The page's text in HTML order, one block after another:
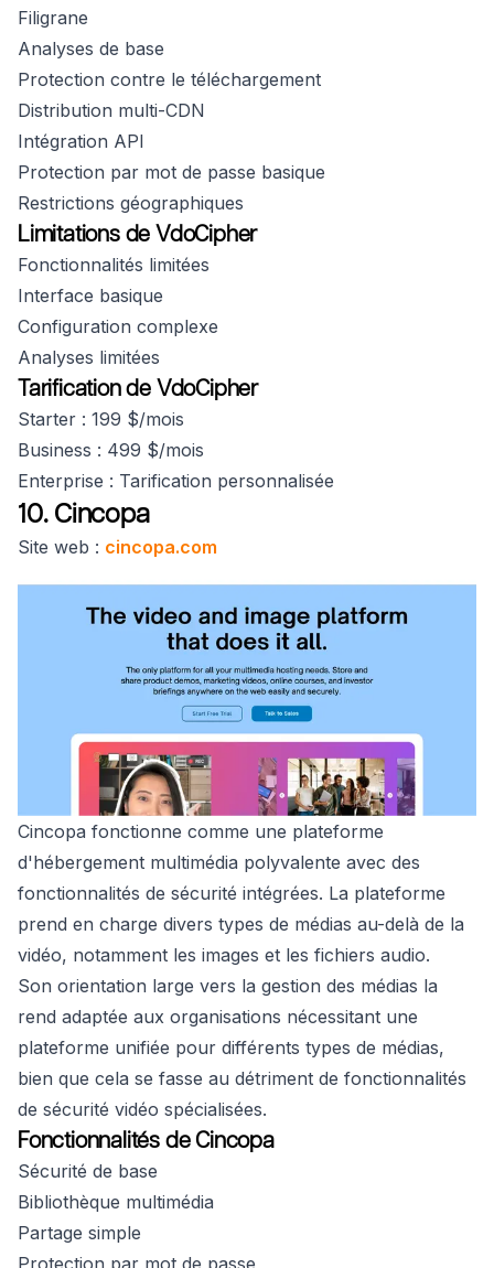
Filigrane
Analyses de base
Protection contre le téléchargement
Distribution multi-CDN
Intégration API
Protection par mot de passe basique
Restrictions géographiques
Limitations de VdoCipher
Fonctionnalités limitées
Interface basique
Configuration complexe
Analyses limitées
Tarification de VdoCipher
Starter : 199 $/mois
Business : 499 $/mois
Enterprise : Tarification personnalisée
10. Cincopa
Site web : cincopa.com
Cincopa fonctionne comme une plateforme
d'hébergement multimédia polyvalente avec des
fonctionnalités de sécurité intégrées. La plateforme
prend en charge divers types de médias au-delà de la
vidéo, notamment les images et les fichiers audio.
Son orientation large vers la gestion des médias la
rend adaptée aux organisations nécessitant une
plateforme unifiée pour différents types de médias,
bien que cela se fasse au détriment de fonctionnalités
de sécurité vidéo spécialisées.
Fonctionnalités de Cincopa
Sécurité de base
Bibliothèque multimédia
Partage simple
Protection par mot de passe